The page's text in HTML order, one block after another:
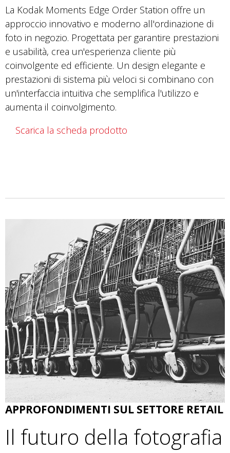
La Kodak Moments Edge Order Station offre un
approccio innovativo e moderno all'ordinazione di
foto in negozio. Progettata per garantire prestazioni
e usabilità, crea un'esperienza cliente più
coinvolgente ed efficiente. Un design elegante e
prestazioni di sistema più veloci si combinano con
un'interfaccia intuitiva che semplifica l'utilizzo e
aumenta il coinvolgimento.
Scarica la scheda prodotto
APPROFONDIMENTI SUL SETTORE RETAIL
Il futuro della fotografia